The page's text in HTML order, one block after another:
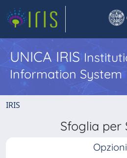
UNICA IRIS
Information System
IRIS
Sfoglia per
Opzioni